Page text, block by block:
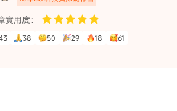
實用度：
38 50 29 18 61